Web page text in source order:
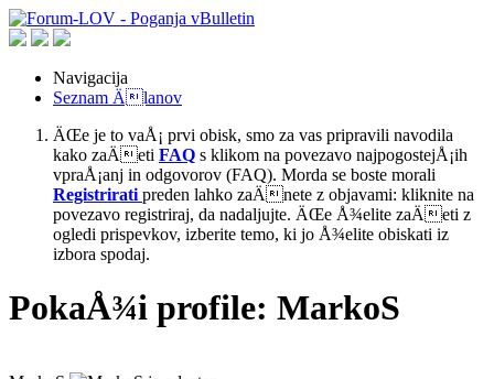
Navigacija
Seznam Älanov
ÄŒe je to vaÅ¡ prvi obisk, smo za vas pripravili navodila
kako zaÄeti FAQ s klikom na povezavo najpogostejÅ¡ih
vpraÅ¡anj in odgovorov (FAQ). Morda se boste morali
Registrirati preden lahko zaÄnete z objavami: kliknite na
povezavo registriraj, da nadaljujte. ÄŒe Å¾elite zaÄeti z
ogledi prispevkov, izberite temo, ki jo Å¾elite obiskati iz
izbora spodaj.
PokaÅ¾i profile: MarkoS